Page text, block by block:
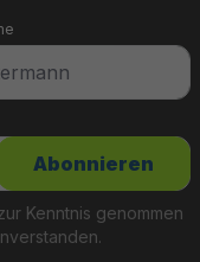
Kenntnis genommen
Abonnieren